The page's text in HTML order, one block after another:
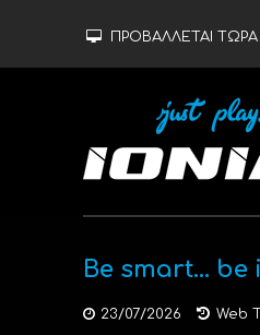
ΠΡΟΒΑΛΛΕΤΑΙ ΤΩΡΑ
Be smart… be
23/07/2026 Web